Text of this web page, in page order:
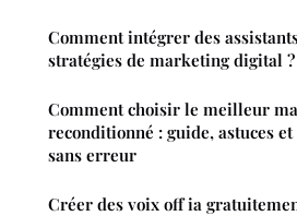
Comment intégrer des
stratégies de marketing digital ?
Comment choisir le meilleur
reconditionné : guide, astuces
sans erreur
Créer des voix off ia